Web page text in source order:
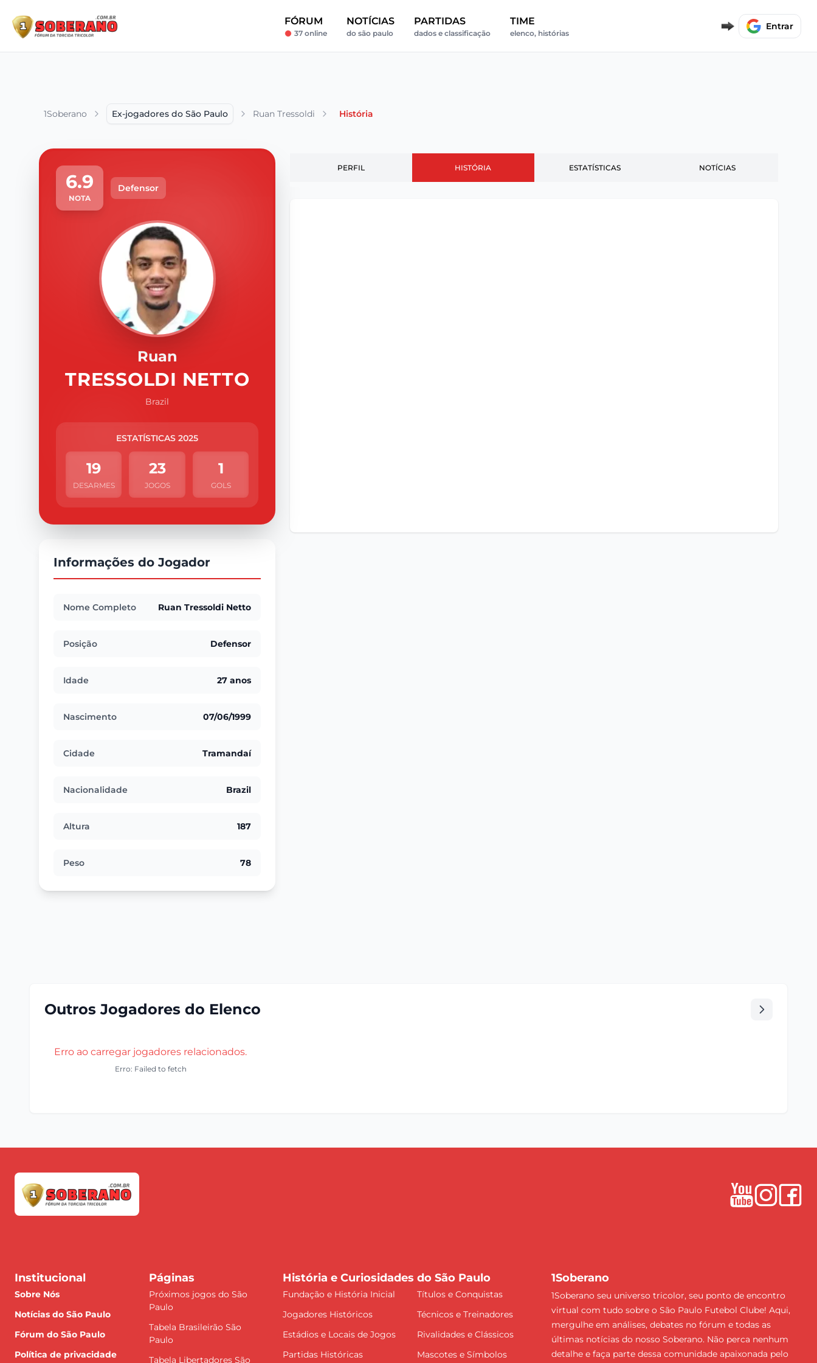
FÓRUM
37 online
NOTÍCIAS
do são paulo
PARTIDAS
dados e classificação
TIME
elenco, histórias
Entrar
1Soberano Ex-jogadores do São Paulo Ruan Tressoldi História
6.9
NOTA
Defensor
Ruan
TRESSOLDI NETTO
Brazil
ESTATÍSTICAS 2025
19
DESARMES
23
JOGOS
1
GOLS
Informações do Jogador
Nome Completo Ruan Tressoldi Netto
Posição Defensor
Idade 27 anos
Nascimento 07/06/1999
Cidade Tramandaí
Nacionalidade Brazil
Altura 187
Peso 78
PERFIL HISTÓRIA ESTATÍSTICAS NOTÍCIAS
Outros Jogadores do Elenco
Erro ao carregar jogadores relacionados.
Erro: Failed to fetch
Institucional
Sobre Nós
Notícias do São Paulo
Fórum do São Paulo
Política de privacidade
Páginas
Próximos jogos do São
Paulo
Tabela Brasileirão São
Paulo
Tabela Libertadores São
História e Curiosidades do São Paulo
Fundação e História Inicial
Títulos e Conquistas
Jogadores Históricos
Técnicos e Treinadores
Estádios e Locais de Jogos
Rivalidades e Clássicos
Partidas Históricas
Mascotes e Símbolos
1Soberano
1Soberano seu universo tricolor, seu ponto de encontro
virtual com tudo sobre o São Paulo Futebol Clube! Aqui,
mergulhe em análises, debates no fórum e todas as
últimas notícias do nosso Soberano. Não perca nenhum
detalhe e faça parte dessa comunidade apaixonada pelo